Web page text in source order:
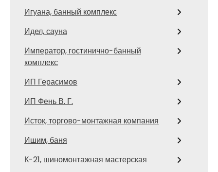
Игуана, банный комплекс
Идел, сауна
Император, гостинично-банный
комплекс
ИП Герасимов
ИП Фень В. Г.
Исток, торгово-монтажная компания
Ишим, баня
К-21, шиномонтажная мастерская